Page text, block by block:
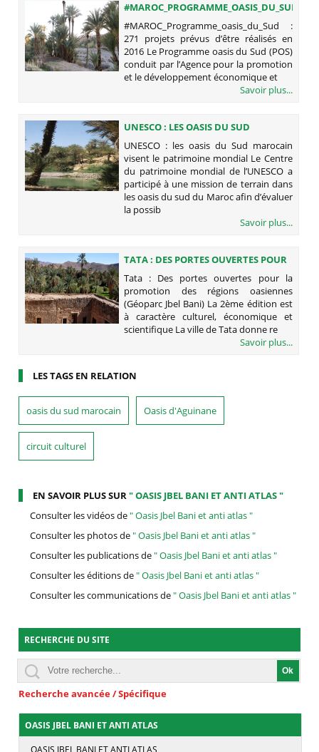
#MAROC_PROGRAMME_OASIS_DU_SUD
: 271 PROJETS PRÉVUS D’ÊTRE
RÉALISÉS EN 2016
#MAROC_Programme_oasis_du_Sud :
271 projets prévus d’être réalisés en
2016 Le Programme oasis du Sud (POS)
conduit par l’Agence pour la promotion
et le développement économique et
Savoir plus...
UNESCO : LES OASIS DU SUD
MAROCAIN VISENT LE PATRIMOINE
MONDIAL
UNESCO : les oasis du Sud marocain
visent le patrimoine mondial Le Centre
du patrimoine mondial de l’UNESCO a
participé à une mission de terrain dans
les oasis du sud du Maroc afin d’évaluer
la possib
Savoir plus...
TATA : DES PORTES OUVERTES POUR
LA PROMOTION DES RÉGIONS
OASIENNES (GÉOPARC JBEL BANI)
Tata : Des portes ouvertes pour la
promotion des régions oasiennes
(Géoparc Jbel Bani) La 2ème édition est
à caractère culturel, économique et
scientifique La ville de Tata donne re
Savoir plus...
LES TAGS EN RELATION
oasis du sud marocain Oasis d'Aguinane
circuit culturel
EN SAVOIR PLUS SUR" OASIS JBEL BANI ET ANTI ATLAS "
Consulter les vidéos de" Oasis Jbel Bani et anti atlas "
Consulter les photos de" Oasis Jbel Bani et anti atlas "
Consulter les publications de" Oasis Jbel Bani et anti atlas "
Consulter les éditions de" Oasis Jbel Bani et anti atlas "
Consulter les communications de" Oasis Jbel Bani et anti atlas "
RECHERCHE DU SITE
Recherche avancée / Spécifique
OASIS JBEL BANI ET ANTI ATLAS